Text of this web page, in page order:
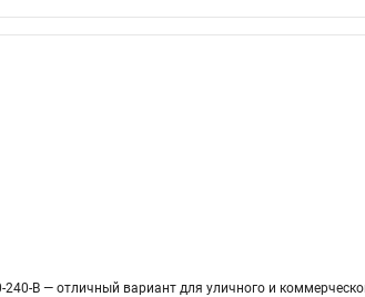
240-B — отличный вариант для уличного и